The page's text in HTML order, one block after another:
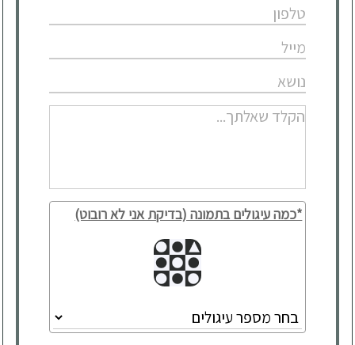
*כמה עיגולים בתמונה (בדיקת אני לא רובוט)